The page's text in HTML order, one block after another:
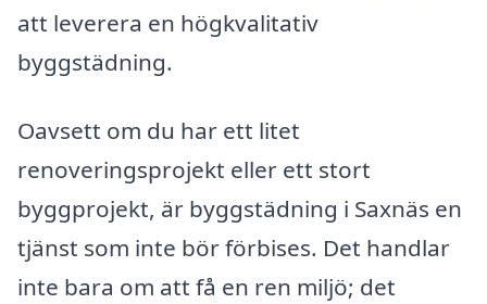
att leverera en högkvalitativ
byggstädning.
Oavsett om du har ett litet
renoveringsprojekt eller ett stort
byggprojekt, är byggstädning i Saxnäs en
tjänst som inte bör förbises. Det handlar
inte bara om att få en ren miljö; det